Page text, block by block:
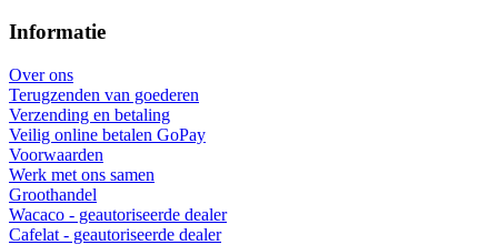
Informatie
Over ons
Terugzenden van goederen
Verzending en betaling
Veilig online betalen GoPay
Voorwaarden
Werk met ons samen
Groothandel
Wacaco - geautoriseerde dealer
Cafelat - geautoriseerde dealer